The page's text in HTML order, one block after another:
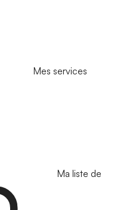
Mes services
Ma liste de